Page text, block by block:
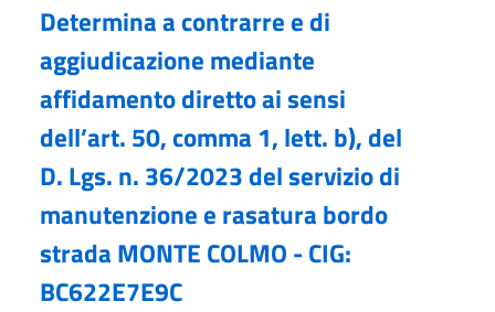
Determina a contrarre e di
aggiudicazione mediante
affidamento diretto ai sensi
dell’art. 50, comma 1, lett. b), del
D. Lgs. n. 36/2023 del servizio di
manutenzione e rasatura bordo
strada MONTE COLMO - CIG:
BC622E7E9C